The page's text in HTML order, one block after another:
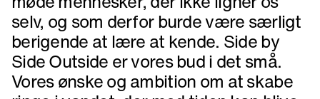
selv, og som derfor burde være særligt
berigende at lære at kende. Side by
Side Outside er vores bud i det små.
Vores ønske og ambition om at skabe